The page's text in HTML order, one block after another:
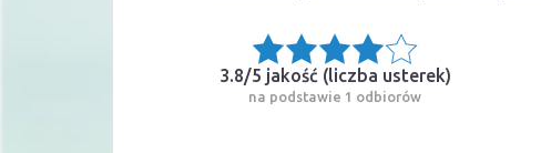
3.8/5 jakość (liczba usterek)
na podstawie 1 odbiorów